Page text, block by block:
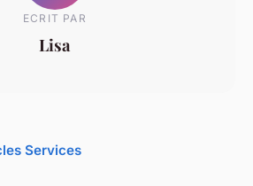
ECRIT PAR
Lisa
Services